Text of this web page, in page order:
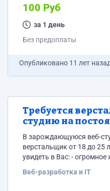
вкусом. Мы
сотрудничестве над
поэтому ищем
навыков. Что мы
100 Руб
за 1 день
Без предоплаты
Опубликовано 11 лет назад
Требуется
студию на
В зарождающуюся веб-
верстальщик от 18 до 25 лет. Чтобы мы
увидеть в Вас: -
(прожженые цинничные
Веб-разработка и IT